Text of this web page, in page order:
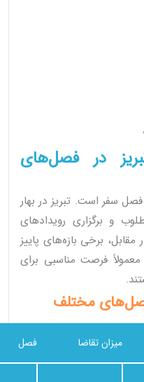
در فصل‌های
سفر است. تبریز در بهار
و برگزاری رویدادهای
برخی بازه‌های پاییز
فرصت مناسبی برای
مختلف
فصل میزان تقاضا